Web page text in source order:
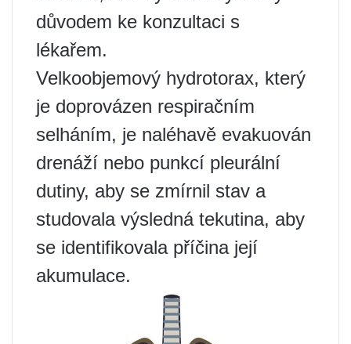
důvodem ke konzultaci s
lékařem.
Velkoobjemový hydrotorax, který
je doprovázen respiračním
selháním, je naléhavě evakuován
drenáží nebo punkcí pleurální
dutiny, aby se zmírnil stav a
studovala výsledná tekutina, aby
se identifikovala příčina její
akumulace.